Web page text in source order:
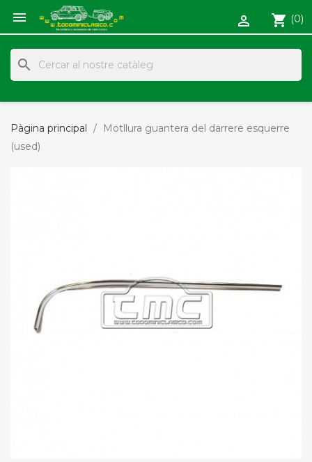
 shopping_cart (0)

search
Pàgina principal
Motllura guantera del darrere esquerre
(used)